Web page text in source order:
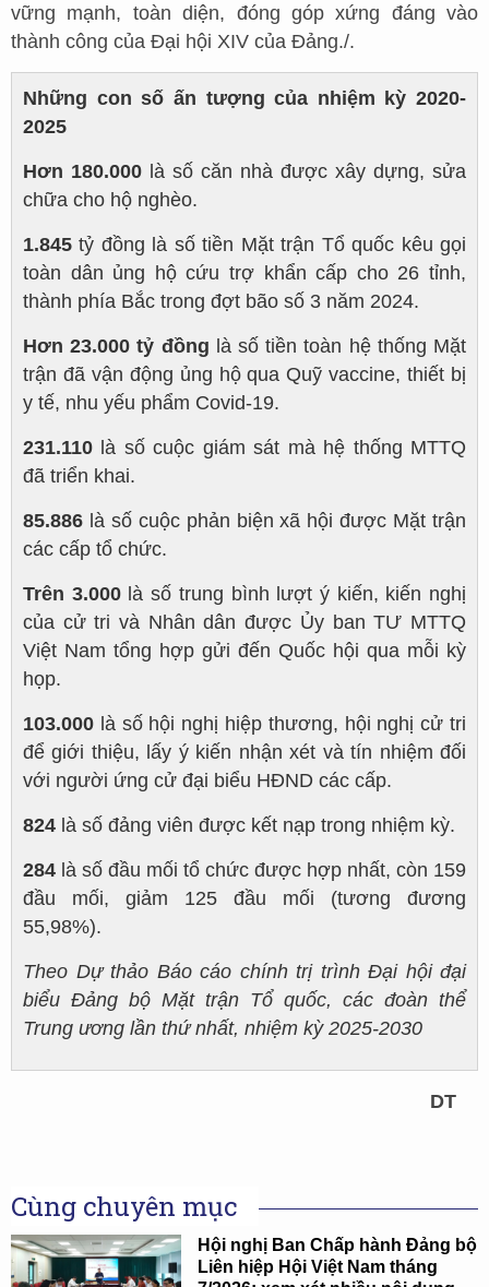
vững mạnh, toàn diện, đóng góp xứng đáng vào
thành công của Đại hội XIV của Đảng./.
Những con số ấn tượng của nhiệm kỳ 2020-
2025
Hơn 180.000 là số căn nhà được xây dựng, sửa
chữa cho hộ nghèo.
1.845 tỷ đồng là số tiền Mặt trận Tổ quốc kêu gọi
toàn dân ủng hộ cứu trợ khẩn cấp cho 26 tỉnh,
thành phía Bắc trong đợt bão số 3 năm 2024.
Hơn 23.000 tỷ đồng là số tiền toàn hệ thống Mặt
trận đã vận động ủng hộ qua Quỹ vaccine, thiết bị
y tế, nhu yếu phẩm Covid-19.
231.110 là số cuộc giám sát mà hệ thống MTTQ
đã triển khai.
85.886 là số cuộc phản biện xã hội được Mặt trận
các cấp tổ chức.
Trên 3.000là số trung bình lượt ý kiến, kiến nghị
của cử tri và Nhân dân được Ủy ban TƯ MTTQ
Việt Nam tổng hợp gửi đến Quốc hội qua mỗi kỳ
họp.
103.000 là số hội nghị hiệp thương, hội nghị cử tri
để giới thiệu, lấy ý kiến nhận xét và tín nhiệm đối
với người ứng cử đại biểu HĐND các cấp.
824 là số đảng viên được kết nạp trong nhiệm kỳ.
284 là số đầu mối tổ chức được hợp nhất, còn 159
đầu mối, giảm 125 đầu mối (tương đương
55,98%).
Theo Dự thảo Báo cáo chính trị trình Đại hội đại
biểu Đảng bộ Mặt trận Tổ quốc, các đoàn thể
Trung ương lần thứ nhất, nhiệm kỳ 2025-2030
DT
Cùng chuyên mục
Hội nghị Ban Chấp hành Đảng bộ
Liên hiệp Hội Việt Nam tháng